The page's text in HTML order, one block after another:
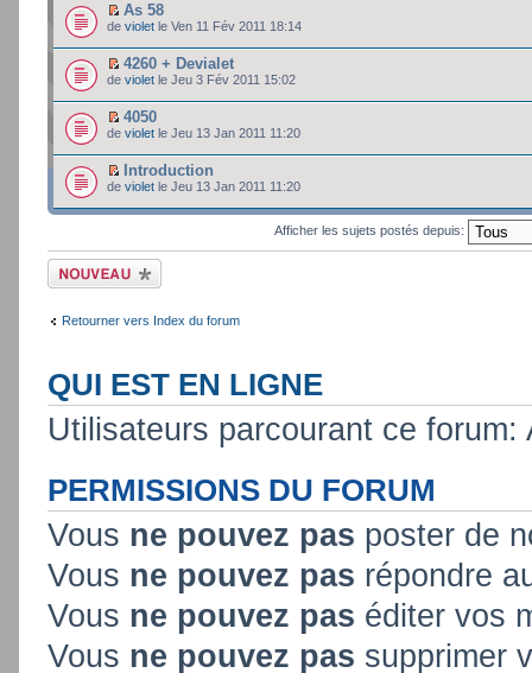
As 58
de violet le Ven 11 Fév 2011 18:14
4260 + Devialet
de violet le Jeu 3 Fév 2011 15:02
4050
de violet le Jeu 13 Jan 2011 11:20
Introduction
de violet le Jeu 13 Jan 2011 11:20
Afficher les sujets postés depuis:
Ecrire un nouveau
sujet
Retourner vers Index du forum
QUI EST EN LIGNE
Utilisateurs parcourant ce
PERMISSIONS DU FORUM
Vous ne pouvez pas poster de
Vous ne pouvez pas répondre
Vous ne pouvez pas éditer vos
Vous ne pouvez pas supprimer